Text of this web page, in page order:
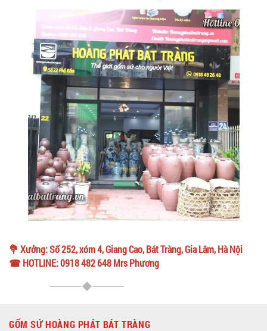
💐 Xưởng: Số 252, xóm 4, Giang Cao, Bát Tràng, Gia Lâm, Hà Nội
☎ HOTLINE: 0918 482 648 Mrs Phương
GỐM SỨ HOÀNG PHÁT BÁT TRÀNG